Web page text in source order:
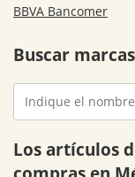
BBVA Bancomer
Buscar
Los artículos